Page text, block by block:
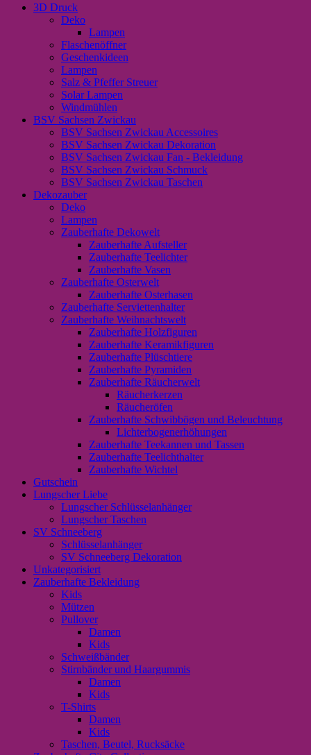
3D Druck
Deko
Lampen
Flaschenöffner
Geschenkideen
Lampen
Salz & Pfeffer Streuer
Solar Lampen
Windmühlen
BSV Sachsen Zwickau
BSV Sachsen Zwickau Accessoires
BSV Sachsen Zwickau Dekoration
BSV Sachsen Zwickau Fan - Bekleidung
BSV Sachsen Zwickau Schmuck
BSV Sachsen Zwickau Taschen
Dekozauber
Deko
Lampen
Zauberhafte Dekowelt
Zauberhafte Aufsteller
Zauberhafte Teelichter
Zauberhafte Vasen
Zauberhafte Osterwelt
Zauberhafte Osterhasen
Zauberhafte Serviettenhalter
Zauberhafte Weihnachtswelt
Zauberhafte Holzfiguren
Zauberhafte Keramikfiguren
Zauberhafte Plüschtiere
Zauberhafte Pyramiden
Zauberhafte Räucherwelt
Räucherkerzen
Räucheröfen
Zauberhafte Schwibbögen und Beleuchtung
Lichterbogenerhöhungen
Zauberhafte Teekannen und Tassen
Zauberhafte Teelichthalter
Zauberhafte Wichtel
Gutschein
Lungscher Liebe
Lungscher Schlüsselanhänger
Lungscher Taschen
SV Schneeberg
Schlüsselanhänger
SV Schneeberg Dekoration
Unkategorisiert
Zauberhafte Bekleidung
Kids
Mützen
Pullover
Damen
Kids
Schweißbänder
Stirnbänder und Haargummis
Damen
Kids
T-Shirts
Damen
Kids
Taschen, Beutel, Rucksäcke